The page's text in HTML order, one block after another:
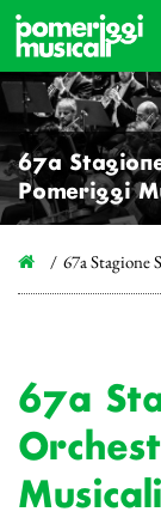
67a
Pomeriggi
67a Stagione
67a
Musicali